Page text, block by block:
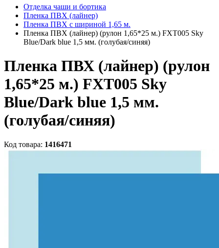
Отделка чаши и бортика
Пленка ПВХ (лайнер)
Пленка ПВХ с шириной 1,65 м.
Пленка ПВХ (лайнер) (рулон 1,65*25 м.) FXT005 Sky
Blue/Dark blue 1,5 мм. (голубая/синяя)
Пленка ПВХ (лайнер) (рулон
1,65*25 м.) FXT005 Sky
Blue/Dark blue 1,5 мм.
(голубая/синяя)
Код товара: 1416471